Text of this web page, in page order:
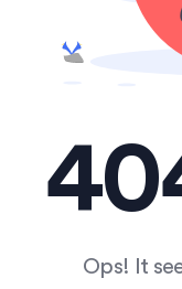
Ops! It